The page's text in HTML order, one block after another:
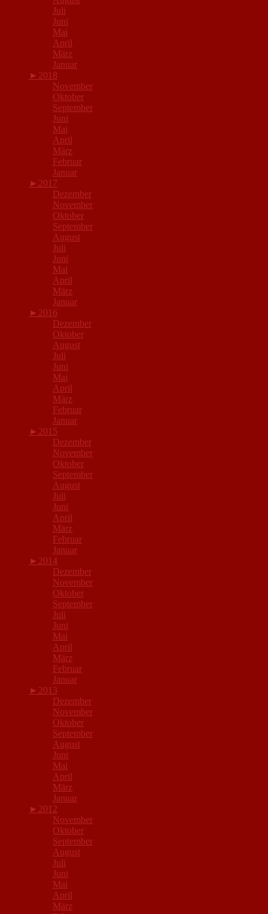
Juli
Juni
Mai
April
März
Januar
► 2018
November
Oktober
September
Juni
Mai
April
März
Februar
Januar
► 2017
Dezember
November
Oktober
September
August
Juli
Juni
Mai
April
März
Januar
► 2016
Dezember
Oktober
August
Juli
Juni
Mai
April
März
Februar
Januar
► 2015
Dezember
November
Oktober
September
August
Juli
Juni
April
März
Februar
Januar
► 2014
Dezember
November
Oktober
September
Juli
Juni
Mai
April
März
Februar
Januar
► 2013
Dezember
November
Oktober
September
August
Juni
Mai
April
März
Januar
► 2012
November
Oktober
September
August
Juli
Juni
Mai
April
März